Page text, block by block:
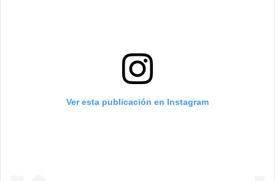
Ver esta publicación en Instagram